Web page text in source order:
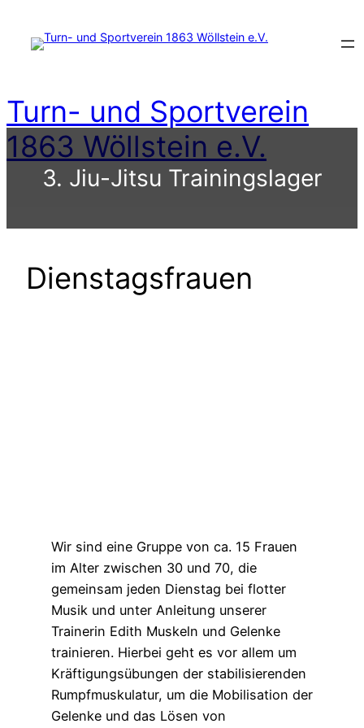
Inhalt
Turn- und Sportverein
1863 Wöllstein e.V.
3. Jiu-Jitsu Trainingslager
Dienstagsfrauen
Wir sind eine Gruppe von ca. 15 Frauen
im Alter zwischen 30 und 70, die
gemeinsam jeden Dienstag bei flotter
Musik und unter Anleitung unserer
Trainerin Edith Muskeln und Gelenke
trainieren. Hierbei geht es vor allem um
Kräftigungsübungen der stabilisierenden
Rumpfmuskulatur, um die Mobilisation der
Gelenke und das Lösen von